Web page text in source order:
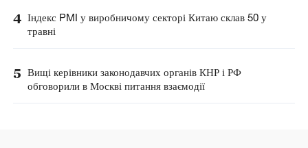
4 Індекс PMI у виробничому секторі Китаю склав 50 у
травні
5 Вищі керівники законодавчих органів КНР і РФ
обговорили в Москві питання взаємодії